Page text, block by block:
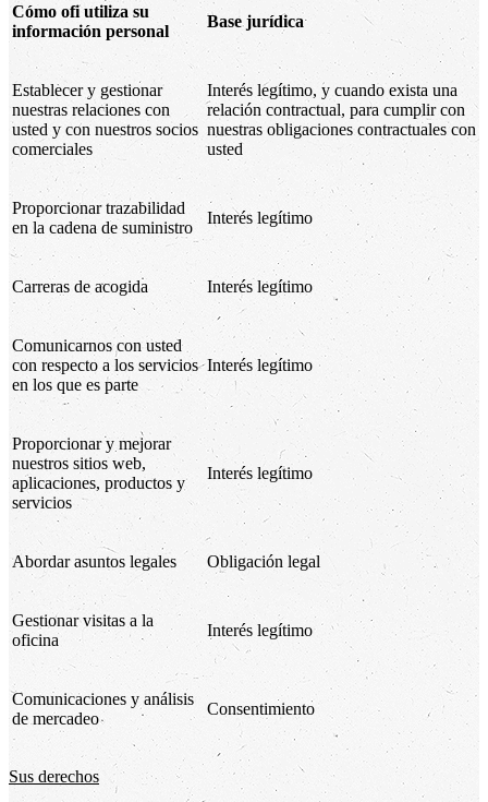
Cómo ofi utiliza su
información personal
Base jurídica
Establecer y gestionar
nuestras relaciones con
usted y con nuestros socios
comerciales
Interés legítimo, y cuando exista una
relación contractual, para cumplir con
nuestras obligaciones contractuales con
usted
Proporcionar trazabilidad
en la cadena de suministro
Interés legítimo
Carreras de acogida Interés legítimo
Comunicarnos con usted
con respecto a los servicios
en los que es parte
Interés legítimo
Proporcionar y mejorar
nuestros sitios web,
aplicaciones, productos y
servicios
Interés legítimo
Abordar asuntos legales Obligación legal
Gestionar visitas a la
oficina
Interés legítimo
Comunicaciones y análisis
de mercadeo
Consentimiento
Sus derechos